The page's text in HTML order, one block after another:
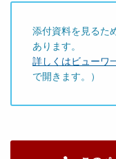
添付資料を見るた
あります。
詳しくはビューワ
で開きます。）